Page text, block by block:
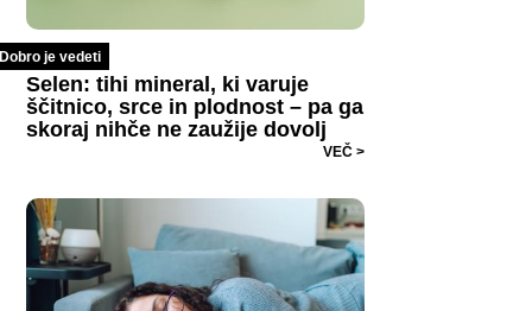
Dobro je vedeti
Selen: tihi mineral, ki varuje
ščitnico, srce in plodnost – pa ga
skoraj nihče ne zaužije dovolj
VEČ >